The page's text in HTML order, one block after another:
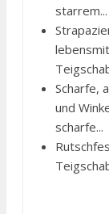
starrem...
Scharfe,
und
scharfe...